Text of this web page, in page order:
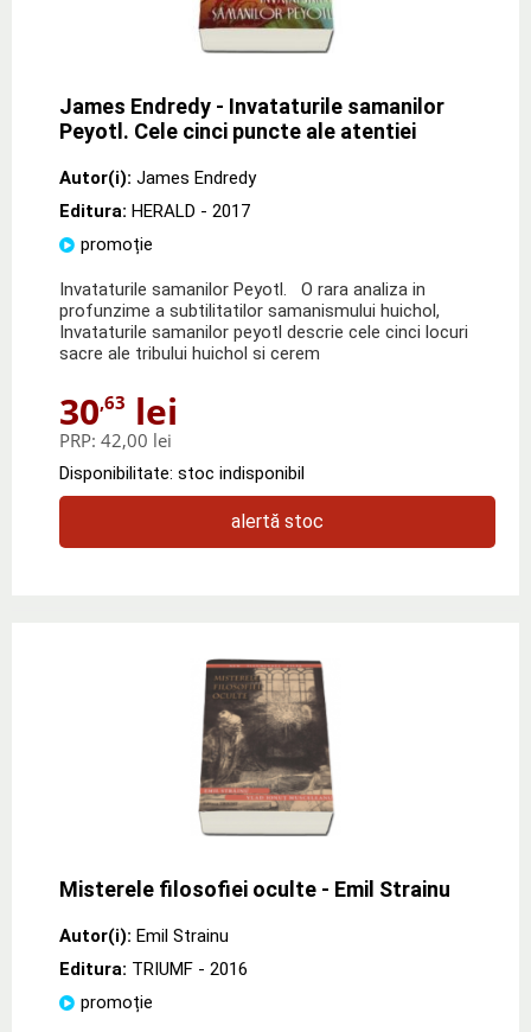
James Endredy - Invataturile samanilor
Peyotl. Cele cinci puncte ale atentiei
Autor(i): James Endredy
Editura: HERALD - 2017
promoție
Invataturile samanilor Peyotl. O rara analiza in
profunzime a subtilitatilor samanismului huichol,
Invataturile samanilor peyotl descrie cele cinci locuri
sacre ale tribului huichol si cerem
30,63 lei
PRP: 42,00 lei
Disponibilitate: stoc indisponibil
alertă stoc
Misterele filosofiei oculte - Emil Strainu
Autor(i): Emil Strainu
Editura: TRIUMF - 2016
promoție